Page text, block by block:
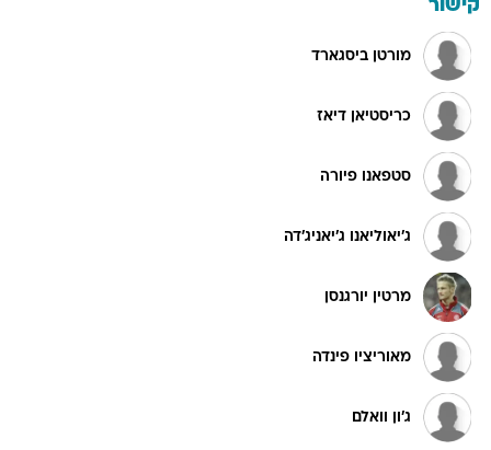
קישור
מורטן ביסגארד
כריסטיאן דיאז
סטפאנו פיורה
ג'יאוליאנו ג'יאניג'דה
מרטין יורגנסן
מאוריציו פינדה
ג'ון וואלם